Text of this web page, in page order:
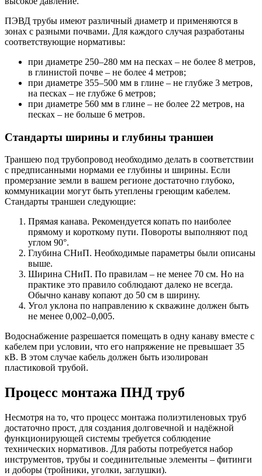
ПЭВД трубы имеют различный диаметр и применяются в
зонах с разными почвами. Для каждого случая разработаны
соответствующие нормативы:
при диаметре 250–280 мм на песках – не более 8 метров,
в глинистой почве – не более 4 метров;
при диаметре 355–500 мм в глине – не глубже 3 метров,
на песках – не глубже 6 метров;
при диаметре 560 мм в глине – не более 22 метров, на
песках – не больше 6 метров.
Стандарты ширины и глубины траншеи
Траншею под трубопровод необходимо делать в соответствии
с предписанными нормами ее глубины и ширины. Если
промерзание земли в вашем регионе достаточно глубоко,
коммуникации могут быть утеплены греющим кабелем.
Стандарты траншеи следующие:
Прямая канава. Рекомендуется копать по наиболее
прямому и короткому пути. Повороты выполняют под
углом 90°.
Глубина СНиП. Необходимые параметры были описаны
выше.
Ширина СНиП. По правилам – не менее 70 см. Но на
практике это правило соблюдают далеко не всегда.
Обычно канаву копают до 50 см в ширину.
Угол уклона по направлению к скважине должен быть
не менее 0,002–0,005.
Водоснабжение разрешается помещать в одну канаву вместе с
кабелем при условии, что его напряжение не превышает 35
кВ. В этом случае кабель должен быть изолирован
пластиковой трубой.
Процесс монтажа ПНД труб
Несмотря на то, что процесс монтажа полиэтиленовых труб
достаточно прост, для создания долговечной и надёжной
функционирующей системы требуется соблюдение
технических нормативов. Для работы потребуется набор
инструментов, трубы и соединительные элементы – фитинги
и доборы (тройники, уголки, заглушки).